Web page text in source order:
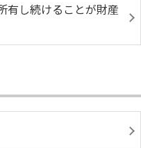
有し続けることが財産